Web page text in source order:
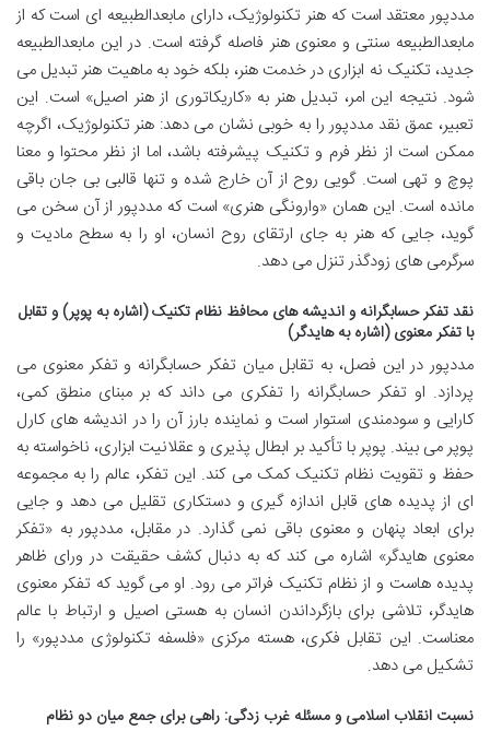
مددپور معتقد است که هنر تکنولوژیک، دارای مابعدالطبیعه ای است که از
مابعدالطبیعه سنتی و معنوی هنر فاصله گرفته است. در این مابعدالطبیعه
جدید، تکنیک نه ابزاری در خدمت هنر، بلکه خود به ماهیت هنر تبدیل می
شود. نتیجه این امر، تبدیل هنر به «کاریکاتوری از هنر اصیل» است. این
تعبیر، عمق نقد مددپور را به خوبی نشان می دهد: هنر تکنولوژیک، اگرچه
ممکن است از نظر فرم و تکنیک پیشرفته باشد، اما از نظر محتوا و معنا
پوچ و تهی است. گویی روح از آن خارج شده و تنها قالبی بی جان باقی
مانده است. این همان «وارونگی هنری» است که مددپور از آن سخن می
گوید، جایی که هنر به جای ارتقای روح انسان، او را به سطح مادیت و
سرگرمی های زودگذر تنزل می دهد.
نقد تفکر حسابگرانه و اندیشه های محافظ نظام تکنیک (اشاره به پوپر) و تقابل
با تفکر معنوی (اشاره به هایدگر)
مددپور در این فصل، به تقابل میان تفکر حسابگرانه و تفکر معنوی می
پردازد. او تفکر حسابگرانه را تفکری می داند که بر مبنای منطق کمی،
کارایی و سودمندی استوار است و نماینده بارز آن را در اندیشه های کارل
پوپر می بیند. پوپر با تأکید بر ابطال پذیری و عقلانیت ابزاری، ناخواسته به
حفظ و تقویت نظام تکنیک کمک می کند. این تفکر، عالم را به مجموعه
ای از پدیده های قابل اندازه گیری و دستکاری تقلیل می دهد و جایی
برای ابعاد پنهان و معنوی باقی نمی گذارد. در مقابل، مددپور به «تفکر
معنوی هایدگر» اشاره می کند که به دنبال کشف حقیقت در ورای ظاهر
پدیده هاست و از نظام تکنیک فراتر می رود. او می گوید که تفکر معنوی
هایدگر، تلاشی برای بازگرداندن انسان به هستی اصیل و ارتباط با عالم
معناست. این تقابل فکری، هسته مرکزی «فلسفه تکنولوژی مددپور» را
تشکیل می دهد.
نسبت انقلاب اسلامی و مسئله غرب زدگی: راهی برای جمع میان دو نظام